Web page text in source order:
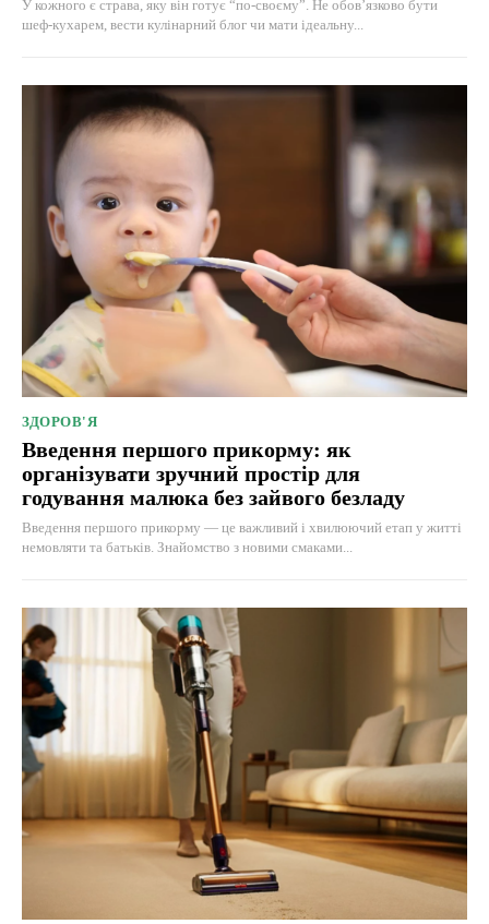
У кожного є страва, яку він готує “по-своєму”. Не обов’язково бути
шеф-кухарем, вести кулінарний блог чи мати ідеальну...
ЗДОРОВ'Я
Введення першого прикорму: як
організувати зручний простір для
годування малюка без зайвого безладу
Введення першого прикорму — це важливий і хвилюючий етап у житті
немовляти та батьків. Знайомство з новими смаками...